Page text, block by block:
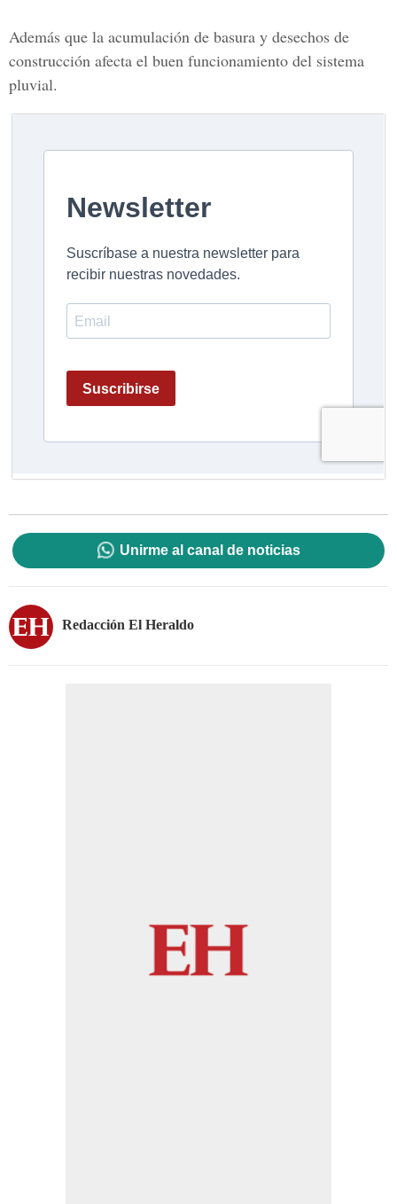
Además que la acumulación de basura y desechos de
construcción afecta el buen funcionamiento del sistema
pluvial.
Unirme al canal de noticias
Redacción El Heraldo